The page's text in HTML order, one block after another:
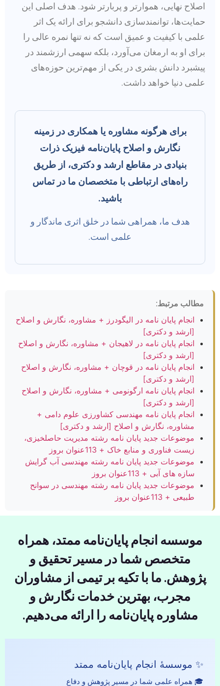
اصلاح نهایی، هموارتر و پربارتر شود. هدف اصلی این
حمایت‌ها، توانمندسازی دانشجو برای ارائه یک اثر
علمی با کیفیت و عمیق است که نه تنها نمره عالی را
برای او به ارمغان می‌آورد، بلکه سهمی ارزشمند در
پیشبرد دانش بشری در یکی از مهم‌ترین حوزه‌های
علمی دنیا خواهد داشت.
برای هرگونه مشاوره یا همکاری در زمینه
نگارش و اصلاح پایان‌نامه فیزیک ذرات
بنیادی در مقاطع ارشد و دکتری، از طریق
راه‌های ارتباطی با متخصصان ما در تماس
باشید.
هدف ما، همراهی شما در خلق اثری ماندگار و
علمی است.
مطالب مرتبط:
انجام پایان نامه در الیگودرز + مشاوره، نگارش و اصلاح
[ارشد و دکتری]
انجام پایان نامه در لاهیجان + مشاوره، نگارش و اصلاح
[ارشد و دکتری]
انجام پایان نامه در قوچان + مشاوره، نگارش و اصلاح
[ارشد و دکتری]
انجام پایان نامه ارگونومی + مشاوره، نگارش و اصلاح
[ارشد و دکتری]
انجام پایان نامه مهندسی کشاورزی علوم دامی +
مشاوره، نگارش و اصلاح [ارشد و دکتری]
موضوعات جدید پایان نامه رشته مدیریت حاصلخیزی،
زیست فناوری و منابع خاک + 113عنوان بروز
موضوعات جدید پایان نامه رشته مهندسی آب گرایش
سازه های آبی + 113عنوان بروز
موضوعات جدید پایان نامه رشته مهندسی در سوانح
طبیعی + 113عنوان بروز
موسسه انجام پایان‌نامه ممتد، همراه
متخصص شما در مسیر تحقیق و
پژوهش. ما با تکیه بر تیمی از مشاوران
مجرب، بهترین خدمات نگارش و
مشاوره پایان‌نامه را ارائه می‌دهیم.
✨ موسسهٔ انجام پایان‌نامه ممتد
🎓 همراه علمی شما در مسیر پژوهش و دفاع